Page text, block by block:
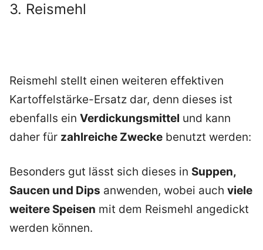
3. Reismehl
Reismehl stellt einen weiteren effektiven
Kartoffelstärke-Ersatz dar, denn dieses ist
ebenfalls ein Verdickungsmittel und kann
daher für zahlreiche Zwecke benutzt werden:
Besonders gut lässt sich dieses in Suppen,
Saucen und Dips anwenden, wobei auch viele
weitere Speisen mit dem Reismehl angedickt
werden können.